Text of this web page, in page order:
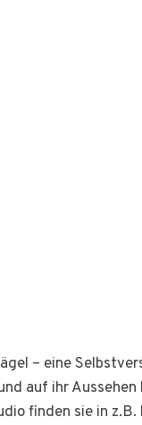
– eine
auf ihr Aussehen
finden sie in